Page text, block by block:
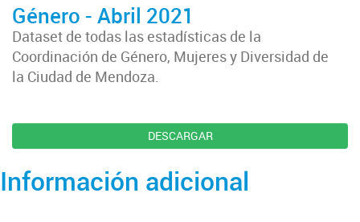
Género - Abril 2021
Dataset de todas las estadísticas de la
Coordinación de Género, Mujeres y Diversidad de
la Ciudad de Mendoza.
DESCARGAR
Información adicional